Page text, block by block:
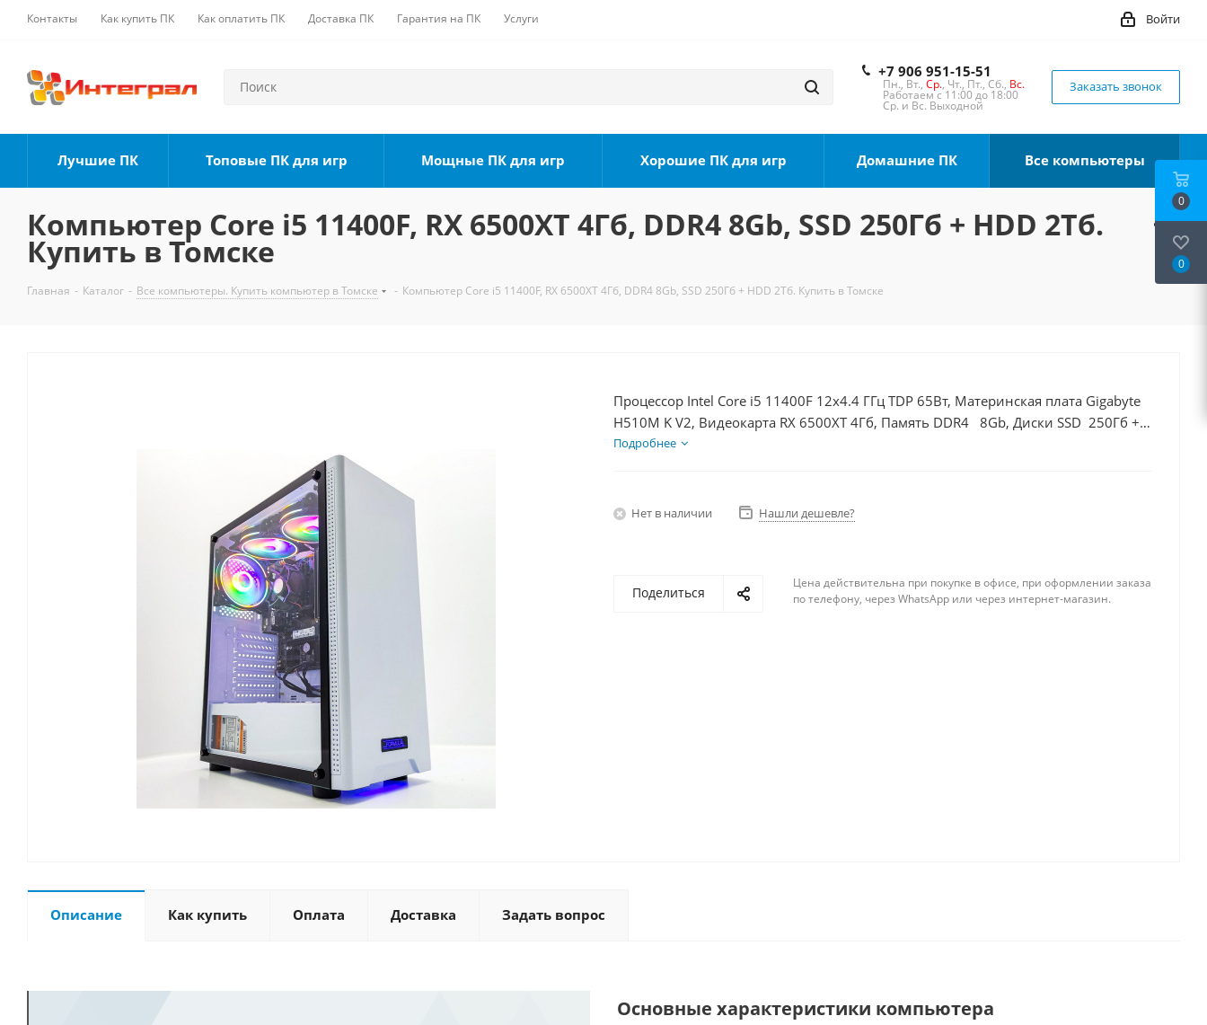
Контакты Как купить ПК Как оплатить ПК Доставка ПК Гарантия на ПК Услуги Войти
+7 906 951-15-51
Пн., Вт., Ср., Чт., Пт., Сб., Вс.
Работаем с 11:00 до 18:00
Ср. и Вс. Выходной
Заказать звонок
Лучшие ПК Топовые ПК для игр Мощные ПК для игр Хорошие ПК для игр Домашние ПК Все компьютеры
Компьютер Core i5 11400F, RX 6500XT 4Гб, DDR4 8Gb, SSD 250Гб + HDD 2Тб.
Купить в Томске
Главная - Каталог - Все компьютеры. Купить компьютер в Томске - Компьютер Core i5 11400F, RX 6500XT 4Гб, DDR4 8Gb, SSD 250Гб + HDD 2Тб. Купить в Томске
Процессор Intel Core i5 11400F 12x4.4 ГГц TDP 65Вт, Материнская плата Gigabyte
H510M K V2, Видеокарта RX 6500XT 4Гб, Память DDR4 8Gb, Диски SSD 250Гб +
HDD 2Тб, БП 500Вт
Подробнее
Нет в наличии Нашли дешевле?
Поделиться
Цена действительна при покупке в офисе, при оформлении заказа
по телефону, через WhatsApp или через интернет-магазин.
Описание Как купить Оплата Доставка Задать вопрос
Основные характеристики компьютера
0
0